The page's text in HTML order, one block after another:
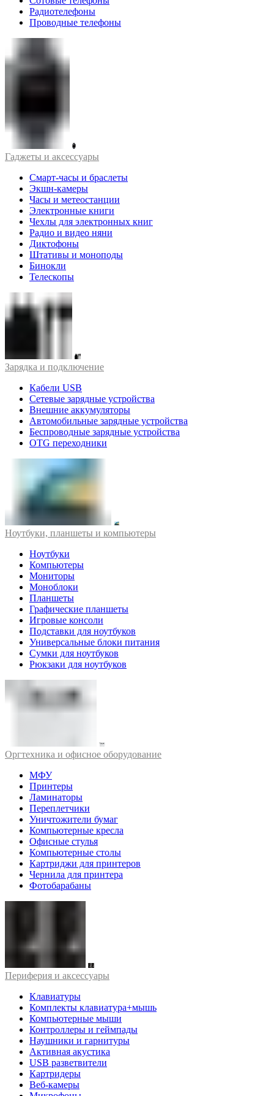
Радиотелефоны
Проводные телефоны
Гаджеты и аксессуары
Смарт-часы и браслеты
Экшн-камеры
Часы и метеостанции
Электронные книги
Чехлы для электронных книг
Радио и видео няни
Диктофоны
Штативы и моноподы
Бинокли
Телескопы
Зарядка и подключение
Кабели USB
Сетевые зарядные устройства
Внешние аккумуляторы
Автомобильные зарядные устройства
Беспроводные зарядные устройства
OTG переходники
Ноутбуки, планшеты и компьютеры
Ноутбуки
Компьютеры
Мониторы
Моноблоки
Планшеты
Графические планшеты
Игровые консоли
Подставки для ноутбуков
Универсальные блоки питания
Сумки для ноутбуков
Рюкзаки для ноутбуков
Оргтехника и офисное оборудование
МФУ
Принтеры
Ламинаторы
Переплетчики
Уничтожители бумаг
Компьютерные кресла
Офисные стулья
Компьютерные столы
Картриджи для принтеров
Чернила для принтера
Фотобарабаны
Периферия и аксессуары
Клавиатуры
Комплекты клавиатура+мышь
Компьютерные мыши
Контроллеры и геймпады
Наушники и гарнитуры
Активная акустика
USB разветвители
Картридеры
Веб-камеры